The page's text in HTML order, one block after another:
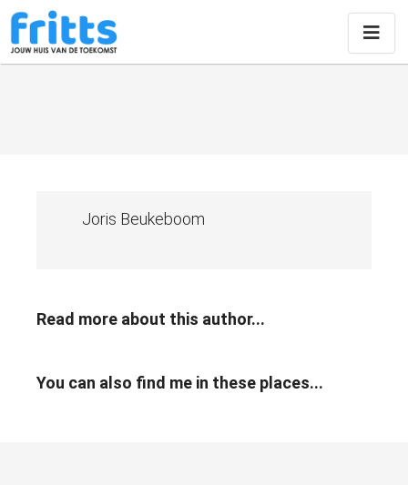
Joris Beukeboom
Read more about this author...
You can also find me in these places...